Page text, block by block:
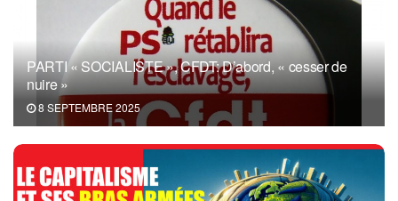
PARTI « SOCIALISTE », CFDT: D’abord, « cesser de
nuire »
8 SEPTEMBRE 2025